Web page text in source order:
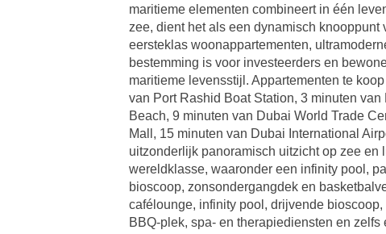
maritieme elementen combineert in één
zee, dient het als een dynamisch
eersteklas woonappartementen,
bestemming is voor investeerders en
maritieme levensstijl. Appartementen te
van Port Rashid Boat Station, 3 minuten
Beach, 9 minuten van Dubai World Trade
Mall, 15 minuten van Dubai International
uitzonderlijk panoramisch uitzicht op zee
wereldklasse, waaronder een infinity pool,
bioscoop, zonsondergangdek en
cafélounge, infinity pool, drijvende
BBQ-plek, spa- en therapiediensten en